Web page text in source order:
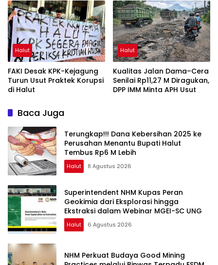
Halut
FAKI Desak KPK-Kejagung
Turun Usut Praktek Korupsi
di Halut
Halut
Kualitas Jalan Dama–Cera
Senilai Rp11,27 M Diragukan,
DPP IMM Minta APH Usut
Baca Juga
Terungkap!!! Dana Kebersihan 2025 ke
Perusahan Menantu Bupati Halut
Tembus Rp6 M Lebih
Halut 8 Agustus 2026
Superintendent NHM Kupas Peran
Geokimia dari Eksplorasi hingga
Ekstraksi dalam Webinar MGEI-SC UNG
Halut 6 Agustus 2026
NHM Perkuat Budaya Good Mining